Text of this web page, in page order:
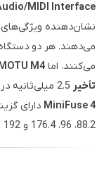
MIDI Interface
نشان‌دهنده ویژگی‌های
می‌دهند. هر دو دستگاه
می‌کنند، اما M4
تأخیر
MiniFuse 4
88.2، 96، 176.4 و 192 kHz است.